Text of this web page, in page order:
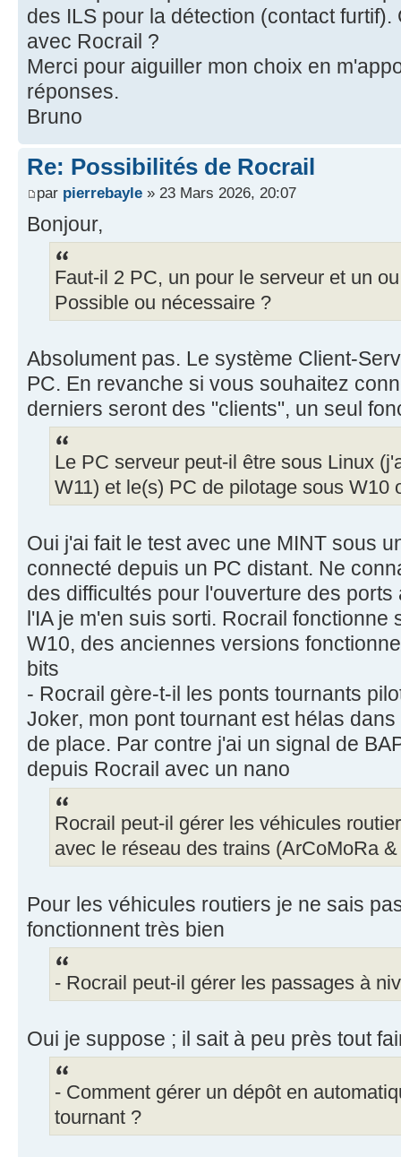
des ILS pour la détection (contact
avec Rocrail ?
Merci pour aiguiller mon choix en
réponses.
Bruno
Re: Possibilités de Rocrail
par pierrebayle » 23 Mars 2026, 20:07
Bonjour,
Faut-il 2 PC, un pour le serveur et un
Possible ou nécessaire ?
Absolument pas. Le système Client-
PC. En revanche si vous souhaitez
derniers seront des "clients", un seul
Le PC serveur peut-il être sous Linux
W11) et le(s) PC de pilotage sous W10
Oui j'ai fait le test avec une MINT sous
connecté depuis un PC distant. Ne
des difficultés pour l'ouverture des
l'IA je m'en suis sorti. Rocrail
W10, des anciennes versions
bits
- Rocrail gère-t-il les ponts tournants
Joker, mon pont tournant est hélas
de place. Par contre j'ai un signal de
depuis Rocrail avec un nano
Rocrail peut-il gérer les véhicules
avec le réseau des trains (ArCoMoRa
Pour les véhicules routiers je ne sais
fonctionnent très bien
- Rocrail peut-il gérer les passages à
Oui je suppose ; il sait à peu près tout
- Comment gérer un dépôt en
tournant ?